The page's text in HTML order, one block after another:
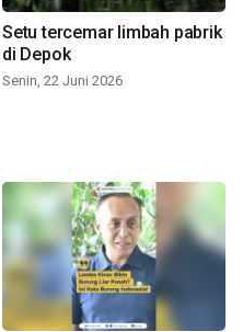
Setu tercemar limbah pabrik
di Depok
Senin, 22 Juni 2026